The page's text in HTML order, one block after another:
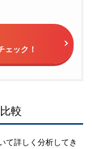
ェック！
較
て詳しく分析してき